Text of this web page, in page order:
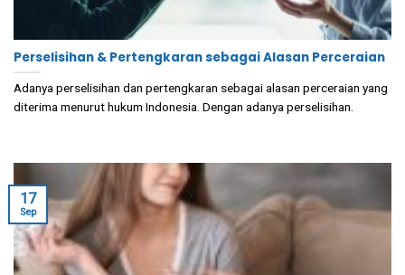
Perselisihan & Pertengkaran sebagai Alasan Perceraian
Adanya perselisihan dan pertengkaran sebagai alasan perceraian yang
diterima menurut hukum Indonesia. Dengan adanya perselisihan.
17
Sep